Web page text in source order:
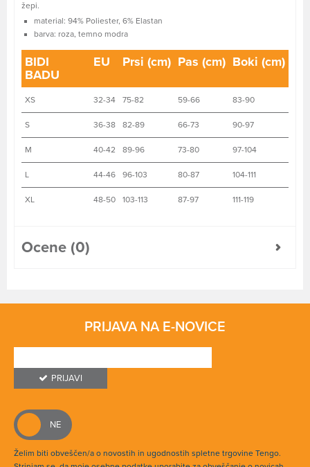
žepi.
material: 94% Poliester, 6% Elastan
barva: roza, temno modra
BIDI
BADU
EU Prsi (cm) Pas (cm) Boki (cm)
XS 32-34 75-82 59-66 83-90
S 36-38 82-89 66-73 90-97
M 40-42 89-96 73-80 97-104
L 44-46 96-103 80-87 104-111
XL 48-50 103-113 87-97 111-119
Ocene (0)
PRIJAVA NA E-NOVICE
PRIJAVI
Želim biti obveščen/a o novostih in ugodnostih spletne trgovine Tengo.